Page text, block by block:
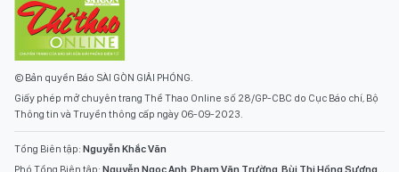
© Bản quyền Báo SÀI GÒN GIẢI PHÓNG.
Giấy phép mở chuyên trang Thể Thao Online số 28/GP-CBC do Cục Báo chí, Bộ
Thông tin và Truyền thông cấp ngày 06-09-2023.
Tổng Biên tập: Nguyễn Khắc Văn
Phó Tổng Biên tập: Nguyễn Ngọc Anh,Phạm Văn Trường,Bùi Thị Hồng Sương,